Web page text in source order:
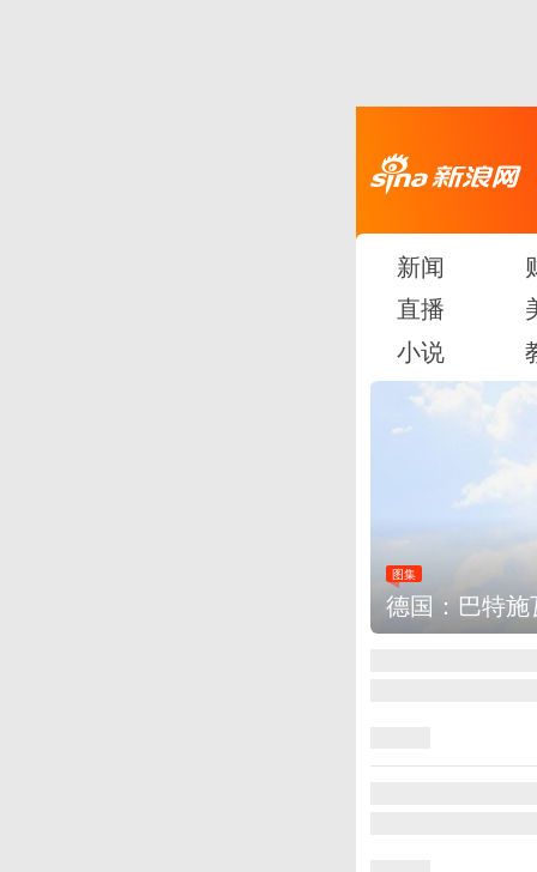
新闻
直播
小说
图集
德国：巴特